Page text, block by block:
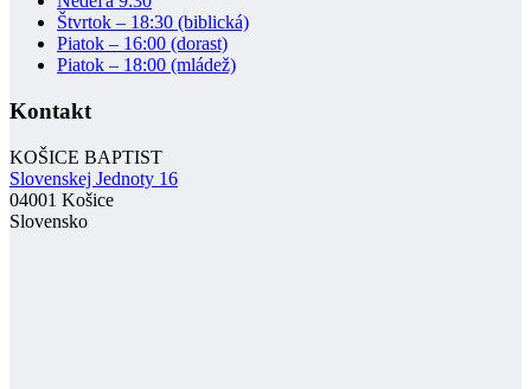
Štvrtok – 18:30 (biblická)
Piatok – 16:00 (dorast)
Piatok – 18:00 (mládež)
Kontakt
KOŠICE BAPTIST
Slovenskej Jednoty 16
04001 Košice
Slovensko